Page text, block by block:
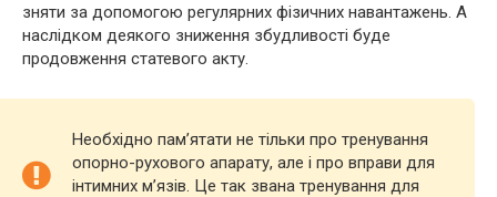
зняти за допомогою регулярних фізичних навантажень. А
наслідком деякого зниження збудливості буде
продовження статевого акту.
Необхідно пам’ятати не тільки про тренування
опорно-рухового апарату, але і про вправи для
інтимних м’язів. Це так звана тренування для